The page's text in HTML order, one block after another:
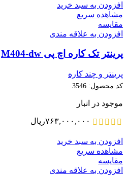
افزودن به سبد خرید
مشاهده سریع
مقایسه
افزودن به علاقه مندی
پرینتر تک کاره اچ پی M404-dw
پرینتر و چند کاره
کد محصول: 3546
موجود در انبار
۷۶۳,۰۰۰,۰۰۰ریال
افزودن به سبد خرید
مشاهده سریع
مقایسه
افزودن به علاقه مندی